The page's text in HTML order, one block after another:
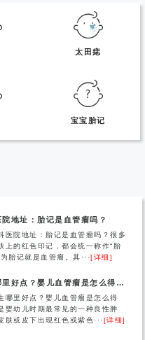
太田痣
宝宝胎记
地址：胎记是血管瘤吗？
院地址：胎记是血管瘤吗？很多
上的红色印记，都会统一称作“胎
胎记就是血管瘤。其···[详细]
南京胎记医生哪里好点？婴儿血管瘤是怎么得的？
里好点？婴儿血管瘤是怎么得
婴幼儿时期最常见的一种良性肿
肤或皮下出现红色或紫色···[详细]